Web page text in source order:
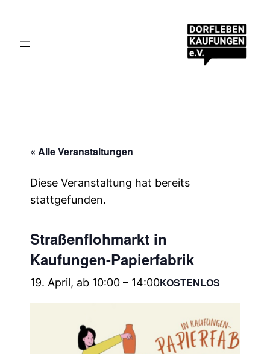
« Alle Veranstaltungen
Diese Veranstaltung hat bereits
stattgefunden.
Straßenflohmarkt in
Kaufungen-Papierfabrik
19. April, ab 10:00 – 14:00KOSTENLOS